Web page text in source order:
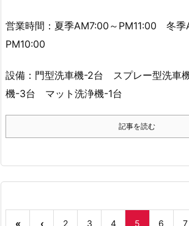
営業時間：夏季AM7:00～PM11:00 冬季
PM10:00
設備：門型洗車機-2台 スプレー型洗車
機-3台 マット洗浄機-1台
記事を読む
« ‹ 2 3 4 5 6 7